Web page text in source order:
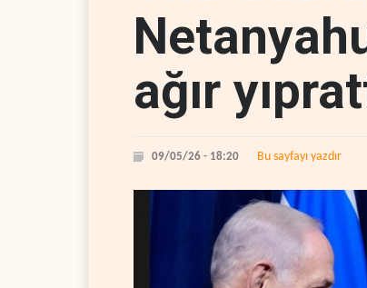
ağır
09/05/26 - 18:20 Bu sayfayı yazdır